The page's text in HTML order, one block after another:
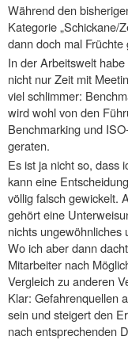
Während den
Kategorie „Schickane/
dann doch mal
In der Arbeitswelt
nicht nur Zeit mit
viel schlimmer:
wird wohl von den
Benchmarking und
geraten.
Es ist ja nicht so, dass
kann eine
völlig falsch gewickelt.
gehört eine
nichts ungewöhnliches
Wo ich aber dann
Mitarbeiter nach
Vergleich zu anderen
Klar: Gefahrenquellen
sein und steigert den
nach entsprechenden